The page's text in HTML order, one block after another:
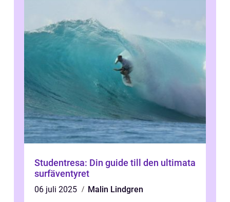
Studentresa: Din guide till den ultimata
surfäventyret
06 juli 2025
Malin Lindgren